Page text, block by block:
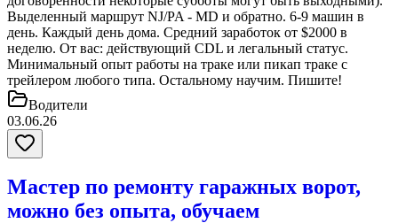
Выделенный маршрут NJ/PA - MD и обратно. 6-9 машин в
день. Каждый день дома. Средний заработок от $2000 в
неделю. От вас: действующий CDL и легальный статус.
Минимальный опыт работы на траке или пикап траке с
трейлером любого типа. Остальному научим. Пишите!
Водители
03.06.26
Мастер по ремонту гаражных ворот,
можно без опыта, обучаем